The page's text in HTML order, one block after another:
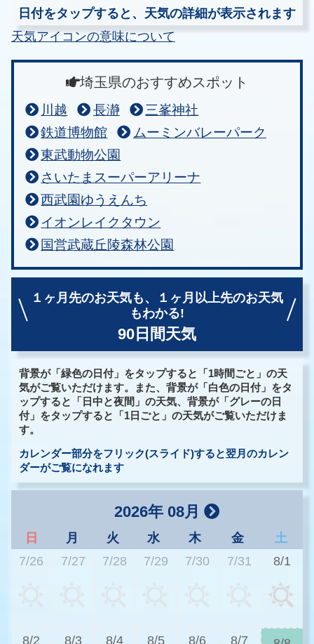
日付をタップすると、天気の詳細が表示されます
天気アイコンの意味について
埼玉県のおすすめスポット
川越 長瀞
三峯神社
鉄道博物館
ムーミンバレーパーク
東武動物公園
さいたまスーパーアリーナ
西武園ゆうえんち
イオンレイクタウン
国営武蔵丘陵森林公園
１ヶ月先のお天気も、
１ヶ月以上先のお天気
もわかる!
90日間天気
背景が「緑色の日付」をタップすると「1時間ごと」の天
気がご覧いただけます。また、背景が「白色の日付」をタ
ップすると「日中と夜間」の天気、背景が「グレーの日
付」をタップすると「1日ごと」の天気がご覧いただけま
す。
カレンダー部分をフリック(スライド)すると翌月のカレン
ダーがご覧になれます
2026年 08月
日 月 火 水 木 金
土
7/26
7/27 7/28 7/29 7/30 7/31 8/1
8/2 8/3 8/4 8/5 8/6 8/7